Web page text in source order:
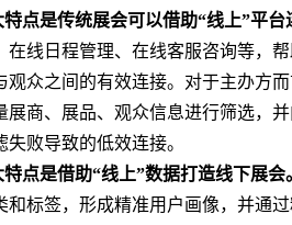
特点是传统展会可以借助“线上”平
在线日程管理、在线客服咨询等，
观众之间的有效连接。对于主办方
展商、展品、观众信息进行筛选，
失败导致的低效连接。
特点是借助“线上”数据打造线下展会
和标签，形成精准用户画像，并通